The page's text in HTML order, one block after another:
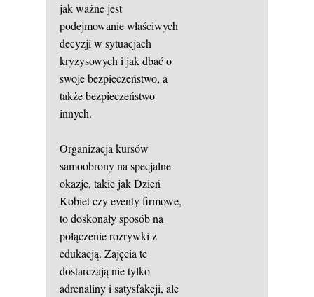
jak ważne jest
podejmowanie właściwych
decyzji w sytuacjach
kryzysowych i jak dbać o
swoje bezpieczeństwo, a
także bezpieczeństwo
innych.
Organizacja kursów
samoobrony na specjalne
okazje, takie jak Dzień
Kobiet czy eventy firmowe,
to doskonały sposób na
połączenie rozrywki z
edukacją. Zajęcia te
dostarczają nie tylko
adrenaliny i satysfakcji, ale